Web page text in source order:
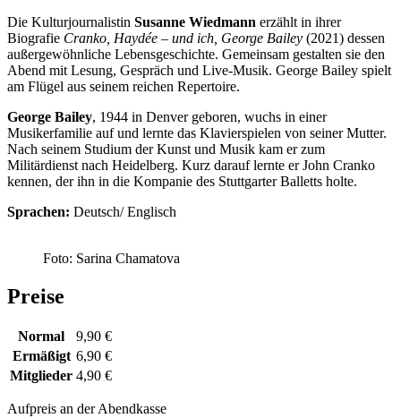
Die Kulturjournalistin Susanne Wiedmann erzählt in ihrer
Biografie Cranko, Haydée – und ich, George Bailey (2021) dessen
außergewöhnliche Lebensgeschichte. Gemeinsam gestalten sie den
Abend mit Lesung, Gespräch und Live-Musik. George Bailey spielt
am Flügel aus seinem reichen Repertoire.
George Bailey, 1944 in Denver geboren, wuchs in einer
Musikerfamilie auf und lernte das Klavierspielen von seiner Mutter.
Nach seinem Studium der Kunst und Musik kam er zum
Militärdienst nach Heidelberg. Kurz darauf lernte er John Cranko
kennen, der ihn in die Kompanie des Stuttgarter Balletts holte.
Sprachen: Deutsch/ Englisch
Foto: Sarina Chamatova
Preise
Normal
9,90 €
Ermäßigt 6,90 €
Mitglieder 4,90 €
Aufpreis an der Abendkasse